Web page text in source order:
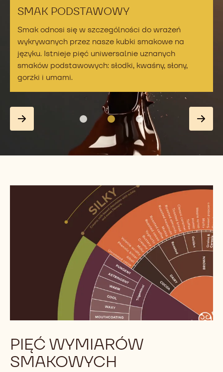
SMAK PODSTAWOWY
Smak odnosi się w szczególności do wrażeń
wykrywanych przez nasze kubki smakowe na
języku. Istnieje pięć uniwersalnie uznanych
smaków podstawowych: słodki, kwaśny, słony,
gorzki i umami.
PIĘĆ WYMIARÓW
SMAKOWYCH